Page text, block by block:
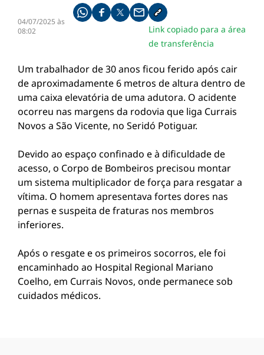
04/07/2025 às
08:02
Compartilhe pelo whatsapp
Compartilhar no facebook
Compartilhar no twitter
Compartilhe pelo email
Copiar link da notícia
Link copiado para a área
de transferência
Um trabalhador de 30 anos ficou ferido após cair
de aproximadamente 6 metros de altura dentro de
uma caixa elevatória de uma adutora. O acidente
ocorreu nas margens da rodovia que liga Currais
Novos a São Vicente, no Seridó Potiguar.
Devido ao espaço confinado e à dificuldade de
acesso, o Corpo de Bombeiros precisou montar
um sistema multiplicador de força para resgatar a
vítima. O homem apresentava fortes dores nas
pernas e suspeita de fraturas nos membros
inferiores.
Após o resgate e os primeiros socorros, ele foi
encaminhado ao Hospital Regional Mariano
Coelho, em Currais Novos, onde permanece sob
cuidados médicos.